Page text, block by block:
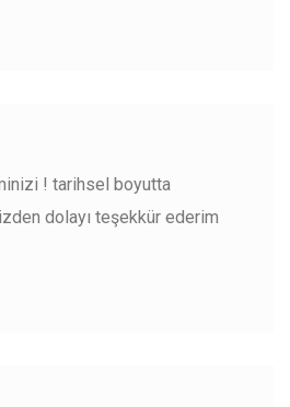
! tarihsel boyutta
dolayı teşekkür ederim